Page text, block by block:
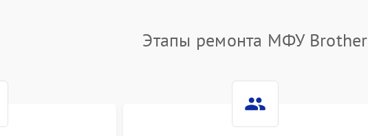
Этапы ремонта МФУ Brother